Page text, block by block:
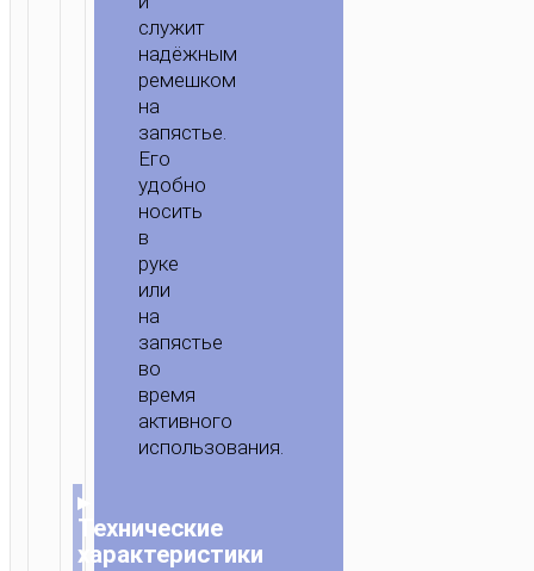
служит
надёжным
ремешком
на
запястье.
Его
удобно
носить
в
руке
или
на
запястье
во
время
активного
использования.
▸
Технические
характеристики